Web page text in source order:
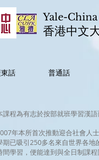
Yale-
香港中文
話 普通話
課程為有志於按部就班學習漢
年本所首次推動迎合社會人
期已吸引250多名來自世界各
間學習，便能達到與全日制課程